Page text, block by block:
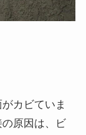
カビていま
原因は、ビ